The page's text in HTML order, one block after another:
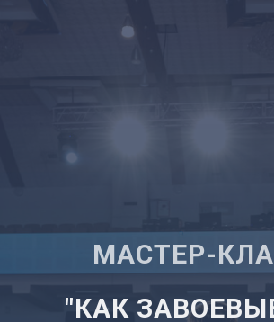
МАСТЕР-
"КАК